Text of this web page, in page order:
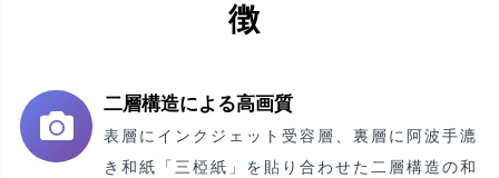
徴
二層構造による高画質
表層にインクジェット受容層、裏層に阿波手漉
き和紙「三椏紙」を貼り合わせた二層構造の和